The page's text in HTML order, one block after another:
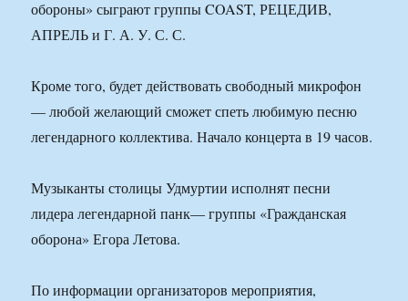
обороны» сыграют группы COAST, РЕЦЕДИВ,
АПРЕЛЬ и Г. А. У. С. С.
Кроме того, будет действовать свободный микрофон
— любой желающий сможет спеть любимую песню
легендарного коллектива. Начало концерта в 19 часов.
Музыканты столицы Удмуртии исполнят песни
лидера легендарной панк— группы «Гражданская
оборона» Егора Летова.
По информации организаторов мероприятия,